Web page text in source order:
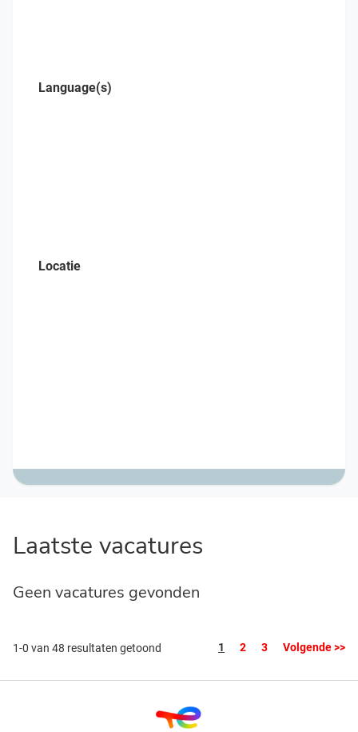
Language(s)
Locatie
Laatste vacatures
Geen vacatures gevonden
1-0 van 48 resultaten getoond Pagina
1 2 3 Volgende >>